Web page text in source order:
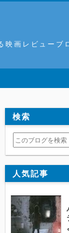
画レビューブ
検索
人気記事